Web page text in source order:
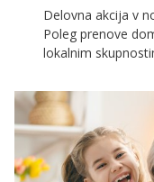
Delovna akcija v
Poleg prenove
lokalnim
solidarnosti in
sodobni družbi.